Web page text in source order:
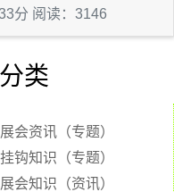
分 阅读：3146
类
会资讯（专题）
钩知识（专题）
会知识（资讯）